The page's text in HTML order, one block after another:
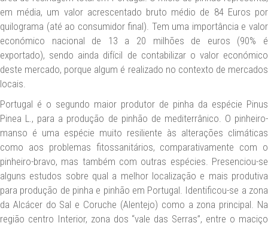
em média, um valor acrescentado bruto médio de 84 Euros por
quilograma (até ao consumidor final). Tem uma importância e valor
económico nacional de 13 a 20 milhões de euros (90% é
exportado), sendo ainda difícil de contabilizar o valor económico
deste mercado, porque algum é realizado no contexto de mercados
locais.
Portugal é o segundo maior produtor de pinha da espécie Pinus
Pinea L., para a produção de pinhão de mediterrânico. O pinheiro-
manso é uma espécie muito resiliente às alterações climáticas
como aos problemas fitossanitários, comparativamente com o
pinheiro-bravo, mas também com outras espécies. Presenciou-se
alguns estudos sobre qual a melhor localização e mais produtiva
para produção de pinha e pinhão em Portugal. Identificou-se a zona
da Alcácer do Sal e Coruche (Alentejo) como a zona principal. Na
região centro Interior, zona dos “vale das Serras”, entre o maciço